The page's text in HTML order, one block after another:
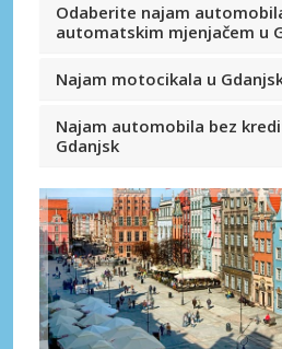
Odaberite najam
automatskim mjenjačem u
Najam motocikala u
Najam automobila bez
Gdanjsk